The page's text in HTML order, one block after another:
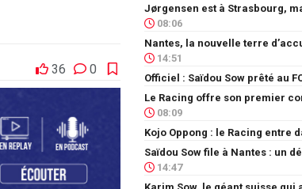
36 0
08:06
14:51
Officiel : Saïdou Sow prêté au
08:09
Kojo Oppong : le Racing entre
14:47